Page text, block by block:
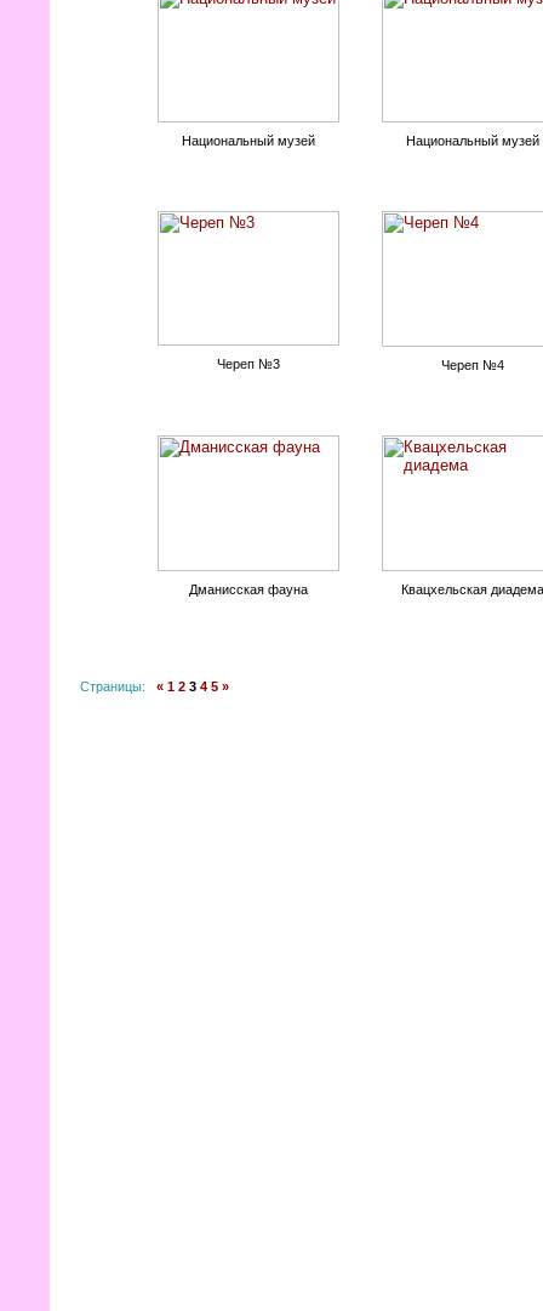
Национальный музей Национальный музей
Череп №3 Череп №4
Дманисская фауна Квацхельская диадема
Страницы: « 1 2 3 4 5 »